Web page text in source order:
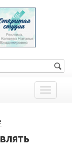
Показать
меню